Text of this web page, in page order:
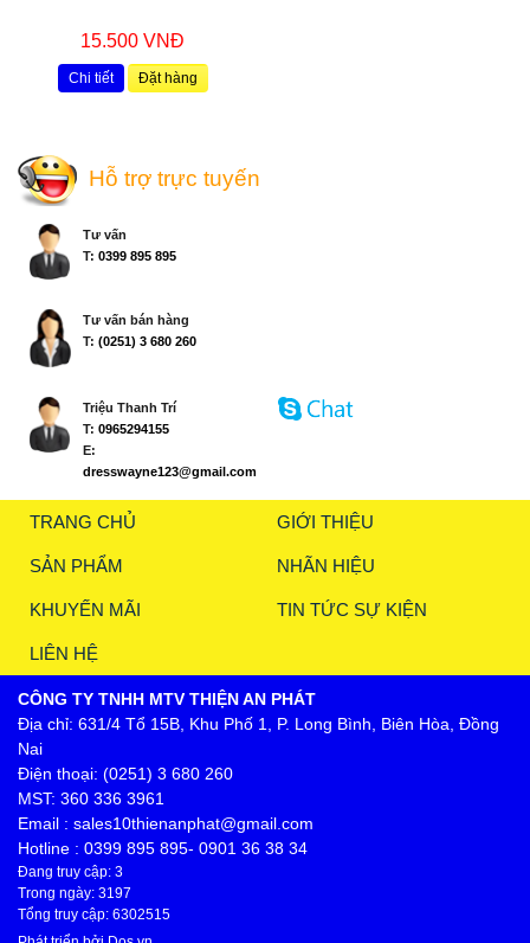
15.500 VNĐ
Chi tiết Đặt hàng
Hỗ trợ trực tuyến
Tư vấn
T: 0399 895 895
Tư vấn bán hàng
T: (0251) 3 680 260
Triệu Thanh Trí
T: 0965294155
E:
dresswayne123@gmail.com
TRANG CHỦ GIỚI THIỆU
SẢN PHẨM NHÃN HIỆU
KHUYẾN MÃI TIN TỨC SỰ KIỆN
LIÊN HỆ
CÔNG TY TNHH MTV THIỆN AN PHÁT
Địa chỉ: 631/4 Tổ 15B, Khu Phố 1, P. Long Bình, Biên Hòa, Đồng
Nai
Điện thoại: (0251) 3 680 260
MST: 360 336 3961
Email : sales10thienanphat@gmail.com
Hotline : 0399 895 895- 0901 36 38 34
Đang truy cập: 3
Trong ngày: 3197
Tổng truy cập: 6302515